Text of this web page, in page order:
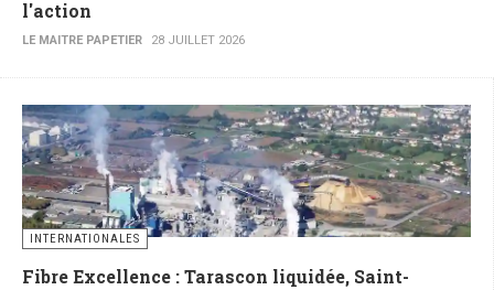
l'action
LE MAITRE PAPETIER 28 JUILLET 2026
INTERNATIONALES
Fibre Excellence : Tarascon liquidée, Saint-